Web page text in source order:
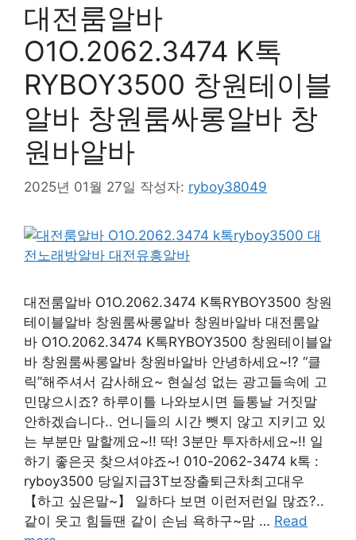
대전룸알바
O1O.2062.3474 K톡
RYBOY3500 창원테이블
알바 창원룸싸롱알바 창
원바알바
2025년 01월 27일 작성자: ryboy38049
대전룸알바 O1O.2062.3474 K톡RYBOY3500 창원
테이블알바 창원룸싸롱알바 창원바알바 대전룸알
바 O1O.2062.3474 K톡RYBOY3500 창원테이블알
바 창원룸싸롱알바 창원바알바 안녕하세요~!? “클
릭”해주셔서 감사해요~ 현실성 없는 광고들속에 고
민많으시죠? 하루이틀 나와보시면 들통날 거짓말
안하겠습니다.. 언니들의 시간 뺏지 않고 지키고 있
는 부분만 말할께요~!! 딱! 3분만 투자하세요~!! 일
하기 좋은곳 찾으셔야죠~! 010-2062-3474 k톡 :
ryboy3500 당일지급3T보장출퇴근차최고대우
【하고 싶은말~】 일하다 보면 이런저런일 많죠?..
같이 웃고 힘들땐 같이 손님 욕하구~맘 … Read